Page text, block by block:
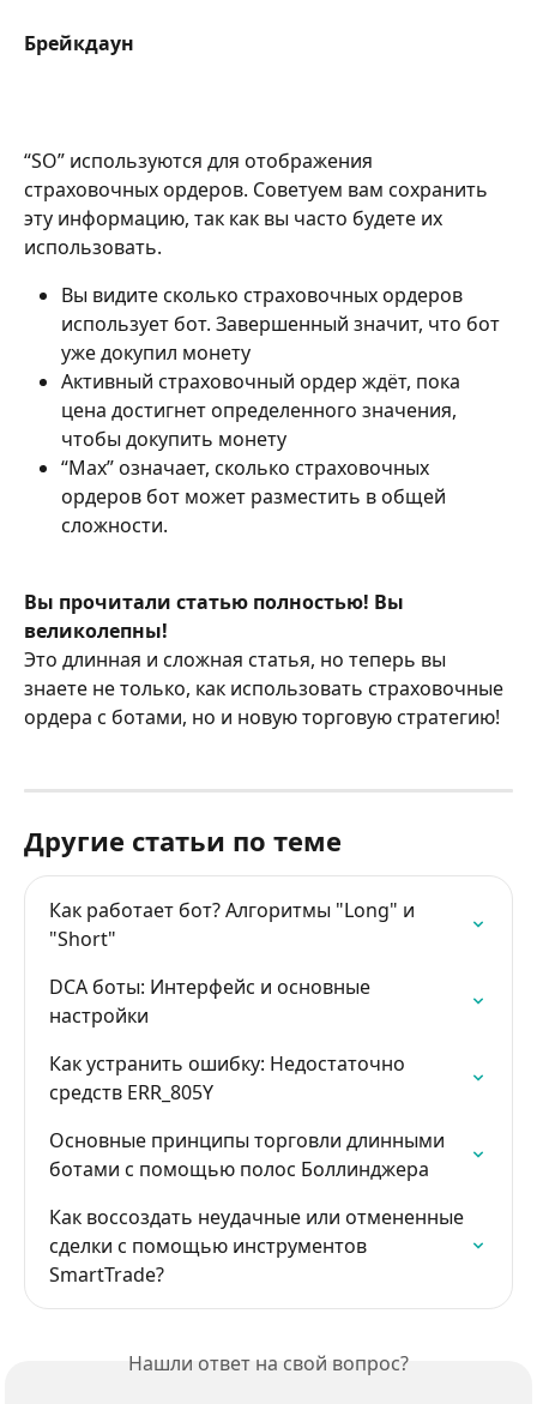
Брейкдаун
“SO” используются для отображения
страховочных ордеров. Советуем вам сохранить
эту информацию, так как вы часто будете их
использовать.
Вы видите сколько страховочных ордеров
использует бот. Завершенный значит, что бот
уже докупил монету
Активный страховочный ордер ждёт, пока
цена достигнет определенного значения,
чтобы докупить монету
“Max” означает, сколько страховочных
ордеров бот может разместить в общей
сложности.
Вы прочитали статью полностью! Вы
великолепны!
Это длинная и сложная статья, но теперь вы
знаете не только, как использовать страховочные
ордера с ботами, но и новую торговую стратегию!
Другие статьи по теме
Как работает бот? Алгоритмы "Long" и
"Short"
DCA боты: Интерфейс и основные
настройки
Как устранить ошибку: Недостаточно
средств ERR_805Y
Основные принципы торговли длинными
ботами с помощью полос Боллинджера
Как воссоздать неудачные или отмененные
сделки с помощью инструментов
SmartTrade?
Нашли ответ на свой вопрос?